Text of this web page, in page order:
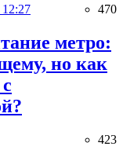
12:27 470
метро:
но как
423